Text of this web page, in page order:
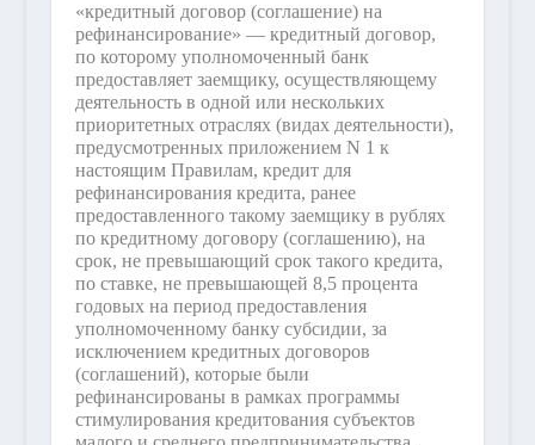
«кредитный договор (соглашение) на
рефинансирование» — кредитный договор,
по которому уполномоченный банк
предоставляет заемщику, осуществляющему
деятельность в одной или нескольких
приоритетных отраслях (видах деятельности),
предусмотренных приложением N 1 к
настоящим Правилам, кредит для
рефинансирования кредита, ранее
предоставленного такому заемщику в рублях
по кредитному договору (соглашению), на
срок, не превышающий срок такого кредита,
по ставке, не превышающей 8,5 процента
годовых на период предоставления
уполномоченному банку субсидии, за
исключением кредитных договоров
(соглашений), которые были
рефинансированы в рамках программы
стимулирования кредитования субъектов